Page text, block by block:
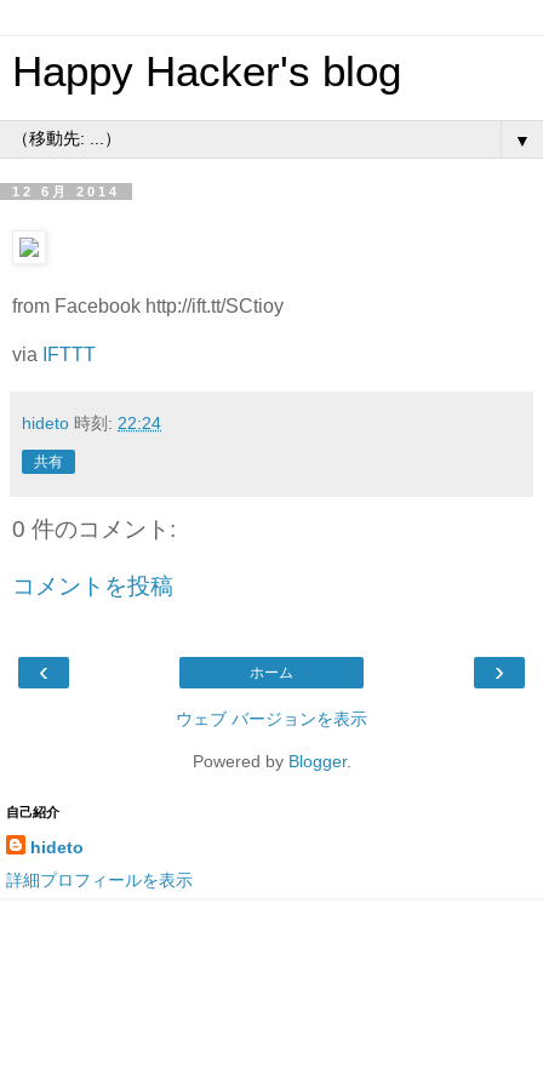
Happy Hacker's blog
▼
12 6月 2014
from Facebook http://ift.tt/SCtioy
via IFTTT
hideto 時刻: 22:24
共有
0 件のコメント:
コメントを投稿
‹ ›
ホーム
ウェブ バージョンを表示
Powered by Blogger.
自己紹介
hideto
詳細プロフィールを表示